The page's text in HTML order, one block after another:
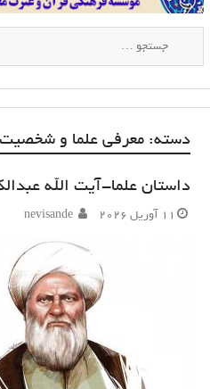
دسته:معرفی علما و
داستان علما-آیت الله
11 آوریل 2026 nevisande